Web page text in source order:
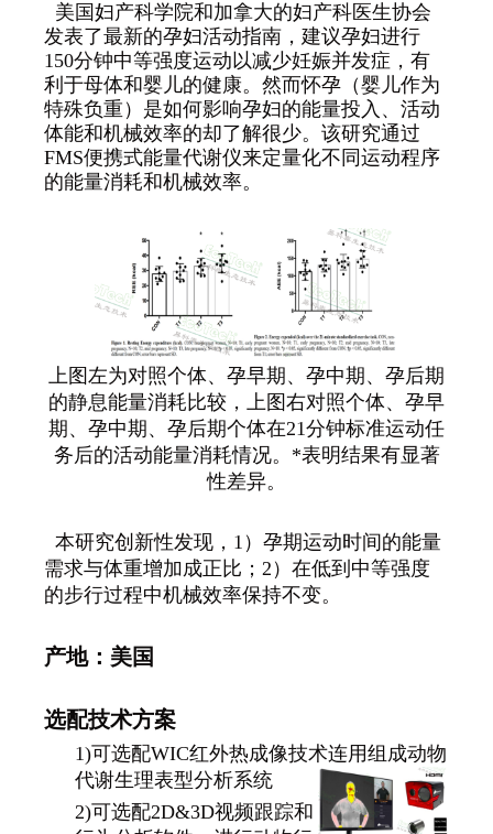
美国妇产科学院和加拿大的妇产科医生协会
发表了最新的孕妇活动指南，建议孕妇进行
150分钟中等强度运动以减少妊娠并发症，有
利于母体和婴儿的健康。然而怀孕（婴儿作为
特殊负重）是如何影响孕妇的能量投入、活动
体能和机械效率的却了解很少。该研究通过
FMS便携式能量代谢仪来定量化不同运动程序
的能量消耗和机械效率。
上图左为对照个体、孕早期、孕中期、孕后期
的静息能量消耗比较，上图右对照个体、孕早
期、孕中期、孕后期个体在21分钟标准运动任
务后的活动能量消耗情况。*表明结果有显著
性差异。
本研究创新性发现，1）孕期运动时间的能量
需求与体重增加成正比；2）在低到中等强度
的步行过程中机械效率保持不变。
产地：美国
选配技术方案
1)可选配WIC红外热成像技术连用组成动物
代谢生理表型分析系统
2)可选配2D&3D视频跟踪和